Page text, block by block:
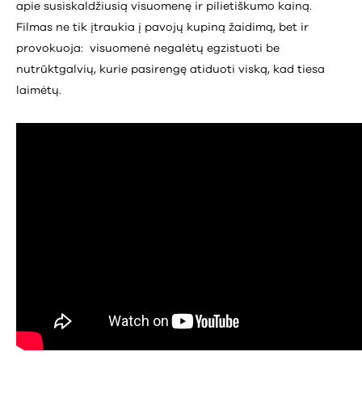
apie susiskaldžiusią visuomenę ir pilietiškumo kainą.
Filmas ne tik įtraukia į pavojų kupiną žaidimą, bet ir
provokuoja: visuomenė negalėtų egzistuoti be
nutrūktgalvių, kurie pasirengę atiduoti viską, kad tiesa
laimėtų.